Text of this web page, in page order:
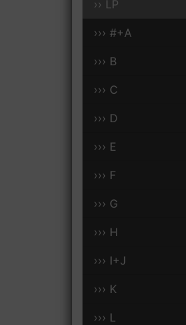
›› LP
››› #+A
››› B
››› C
››› D
››› E
››› F
››› G
››› H
››› I+J
››› K
››› L